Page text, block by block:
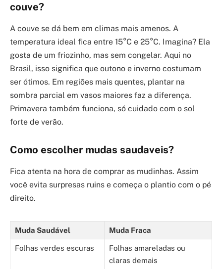
couve?
A couve se dá bem em climas mais amenos. A
temperatura ideal fica entre 15°C e 25°C. Imagina? Ela
gosta de um friozinho, mas sem congelar. Aqui no
Brasil, isso significa que outono e inverno costumam
ser ótimos. Em regiões mais quentes, plantar na
sombra parcial em vasos maiores faz a diferença.
Primavera também funciona, só cuidado com o sol
forte de verão.
Como escolher mudas saudaveis?
Fica atenta na hora de comprar as mudinhas. Assim
você evita surpresas ruins e começa o plantio com o pé
direito.
Muda Saudável Muda Fraca
Folhas verdes escuras
Folhas amareladas ou
claras demais